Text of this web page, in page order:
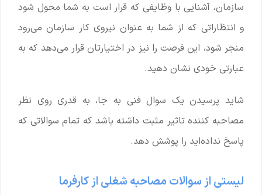
سازمان، آشنایی با وظایفی که قرار است به شما محول شود
و انتظاراتی که از شما به عنوان نیروی کار سازمان می‌رود
منجر شود، این فرصت را نیز در اختیارتان قرار می‌دهد که به
عبارتی خودی نشان دهید.
شاید پرسیدن یک سوال فنی به جا، به قدری روی نظر
مصاحبه کننده تاثیر مثبت داشته باشد که تمام سوالاتی که
پاسخ نداده‌اید را پوشش دهد.
لیستی از سوالات مصاحبه شغلی از کارفرما